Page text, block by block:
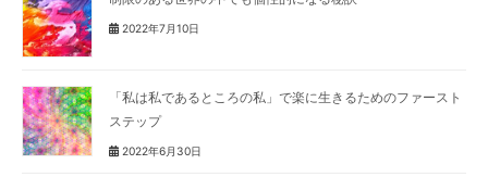
2022年7月10日
「私は私であるところの私」で楽に生きるためのファースト
ステップ
2022年6月30日